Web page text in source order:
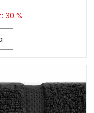
30 %